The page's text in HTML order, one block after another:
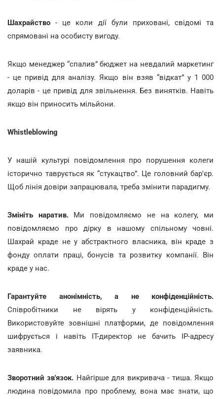
Шахрайство - це коли дії були приховані, свідомі та
спрямовані на особисту вигоду.
Якщо менеджер “спалив” бюджет на невдалий маркетинг
- це привід для аналізу. Якщо він взяв “відкат” у 1 000
доларів - це привід для звільнення. Без винятків. Навіть
якщо він приносить мільйони.
Whistleblowing
У нашій культурі повідомлення про порушення колеги
історично таврується як “стукацтво”. Це головний бар'єр.
Щоб лінія довіри запрацювала, треба змінити парадигму.
Змініть наратив.Ми повідомляємо не на колегу, ми
повідомляємо про дірку в нашому спільному човні.
Шахрай краде не у абстрактного власника, він краде з
фонду оплати праці, бонусів та розвитку компанії. Він
краде у нас.
Гарантуйте анонімність, а не конфіденційність.
Співробітники не вірять у конфіденційність.
Використовуйте зовнішні платформи, де повідомлення
шифрується і навіть IT-директор не бачить IP-адресу
заявника.
Зворотний зв'язок. Найгірше для викривача - тиша. Якщо
людина повідомила про проблему, вона має знати, що